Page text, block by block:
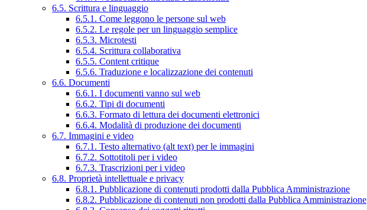
6.5. Scrittura e linguaggio
6.5.1. Come leggono le persone sul web
6.5.2. Le regole per un linguaggio semplice
6.5.3. Microtesti
6.5.4. Scrittura collaborativa
6.5.5. Content critique
6.5.6. Traduzione e localizzazione dei contenuti
6.6. Documenti
6.6.1. I documenti vanno sul web
6.6.2. Tipi di documenti
6.6.3. Formato di lettura dei documenti elettronici
6.6.4. Modalità di produzione dei documenti
6.7. Immagini e video
6.7.1. Testo alternativo (alt text) per le immagini
6.7.2. Sottotitoli per i video
6.7.3. Trascrizioni per i video
6.8. Proprietà intellettuale e privacy
6.8.1. Pubblicazione di contenuti prodotti dalla Pubblica Amministrazione
6.8.2. Pubblicazione di contenuti non prodotti dalla Pubblica Amministrazione